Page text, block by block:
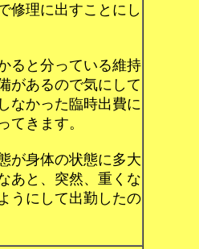
修理に出すことにし
ると分っている維持
があるので気にして
なかった臨時出費に
てきます。
が身体の状態に多大
あと、突然、重くな
うにして出勤したの